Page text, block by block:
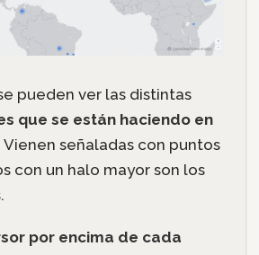
pueden ver las distintas
que se están haciendo en
Vienen señaladas con puntos
con un halo mayor son los
por encima de cada